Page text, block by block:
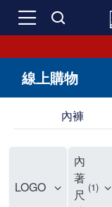
線上購物
內褲
LOGO
內
著
尺
1